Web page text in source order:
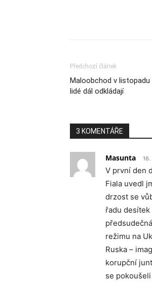
Předchozí článek
Maloobchod v
lidé dál odkládají
3 KOMENTÁŘE
Masunta 16.
V první den
Fiala uvedl
drzost se
řadu desítek
režimu na
Ruska –
korupční
se